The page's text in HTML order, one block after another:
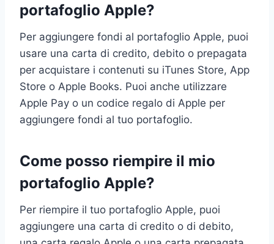
portafoglio Apple?
Per aggiungere fondi al portafoglio Apple, puoi
usare una carta di credito, debito o prepagata
per acquistare i contenuti su iTunes Store, App
Store o Apple Books. Puoi anche utilizzare
Apple Pay o un codice regalo di Apple per
aggiungere fondi al tuo portafoglio.
Come posso riempire il mio
portafoglio Apple?
Per riempire il tuo portafoglio Apple, puoi
aggiungere una carta di credito o di debito,